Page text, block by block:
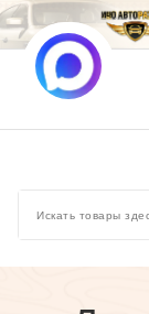
Перейти
к
содержимому